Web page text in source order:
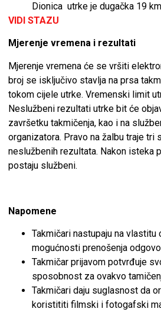
Dionica utrke je dugačka 19
VIDI STAZU
Mjerenje vremena i rezultati
Mjerenje vremena će se vršiti
broj se isključivo stavlja na prsa
tokom cijele utrke. Vremenski limit
Neslužbeni rezultati utrke bit će
završetku takmičenja, kao i na
organizatora. Pravo na žalbu traje tri
neslužbenih rezultata. Nakon isteka
postaju službeni.
Napomene
Takmičari nastupaju na
mogućnosti prenošenja
Takmičar prijavom potvrđuje
sposobnost za ovakvo
Takmičari daju suglasnost da
koristititi filmski i fotogafski